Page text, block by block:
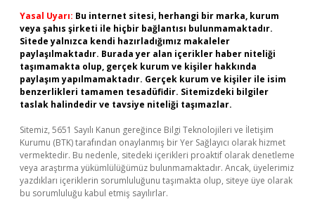
Yasal Uyarı: Bu internet sitesi, herhangi bir marka, kurum
veya şahıs şirketi ile hiçbir bağlantısı bulunmamaktadır.
Sitede yalnızca kendi hazırladığımız makaleler
paylaşılmaktadır. Burada yer alan içerikler haber niteliği
taşımamakta olup, gerçek kurum ve kişiler hakkında
paylaşım yapılmamaktadır. Gerçek kurum ve kişiler ile isim
benzerlikleri tamamen tesadüfidir. Sitemizdeki bilgiler
taslak halindedir ve tavsiye niteliği taşımazlar.
Sitemiz, 5651 Sayılı Kanun gereğince Bilgi Teknolojileri ve İletişim
Kurumu (BTK) tarafından onaylanmış bir Yer Sağlayıcı olarak hizmet
vermektedir. Bu nedenle, sitedeki içerikleri proaktif olarak denetleme
veya araştırma yükümlülüğümüz bulunmamaktadır. Ancak, üyelerimiz
yazdıkları içeriklerin sorumluluğunu taşımakta olup, siteye üye olarak
bu sorumluluğu kabul etmiş sayılırlar.